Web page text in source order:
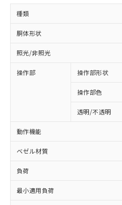
種類
胴体形状
照光/非照光
操作部 操作部形状
操作部色
透明/不透明
動作機能
ベゼル材質
負荷
最小適用負荷